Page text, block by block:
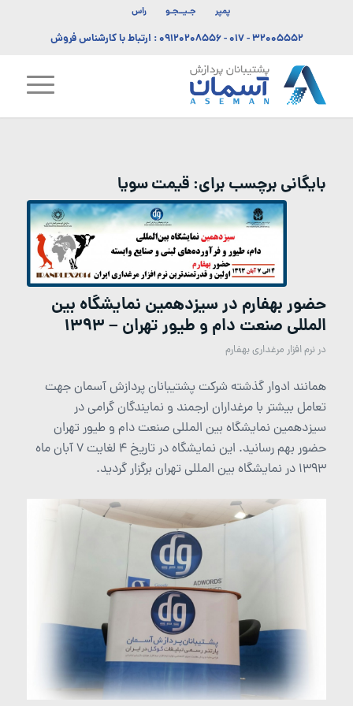
پمپر جـیــجـو راس
۳۲۰۰۵۵۵۲ - ۰۱۷ -۰۹۱۲۰۲۰۸۵۵۶: ارتباط با کارشناس فروش
بایگانی برچسب برای:قیمت سویا
حضور بهفارم در سیزدهمین نمایشگاه بین
المللی صنعت دام و طیور تهران – ۱۳۹۳
درنرم افزار مرغداری بهفارم
همانند ادوار گذشته شرکت پشتیبانان پردازش آسمان جهت
تعامل بیشتر با مرغداران ارجمند و نمایندگان گرامی در
سیزدهمین نمایشگاه بین المللی صنعت دام و طیور تهران
حضور بهم رسانید. این نمایشگاه در تاریخ 4 لغایت 7 آبان ماه
1393 در نمایشگاه بین المللی تهران برگزار گردید.